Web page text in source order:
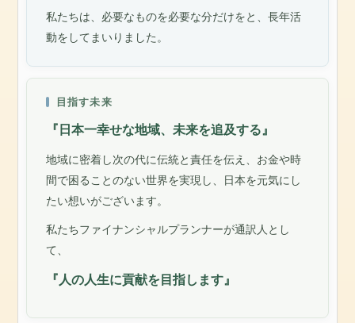
私たちは、必要なものを必要な分だけをと、長年活
動をしてまいりました。
目指す未来
『日本一幸せな地域、未来を追及する』
地域に密着し次の代に伝統と責任を伝え、お金や時
間で困ることのない世界を実現し、日本を元気にし
たい想いがございます。
私たちファイナンシャルプランナーが通訳人とし
て、
『人の人生に貢献を目指します』